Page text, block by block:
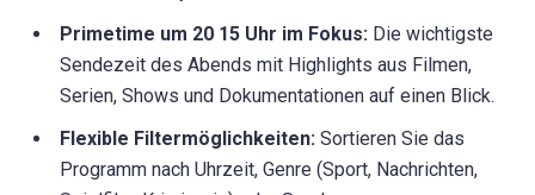
Primetime um 20 15 Uhr im Fokus: Die wichtigste
Sendezeit des Abends mit Highlights aus Filmen,
Serien, Shows und Dokumentationen auf einen Blick.
Flexible Filtermöglichkeiten: Sortieren Sie das
Programm nach Uhrzeit, Genre (Sport, Nachrichten,